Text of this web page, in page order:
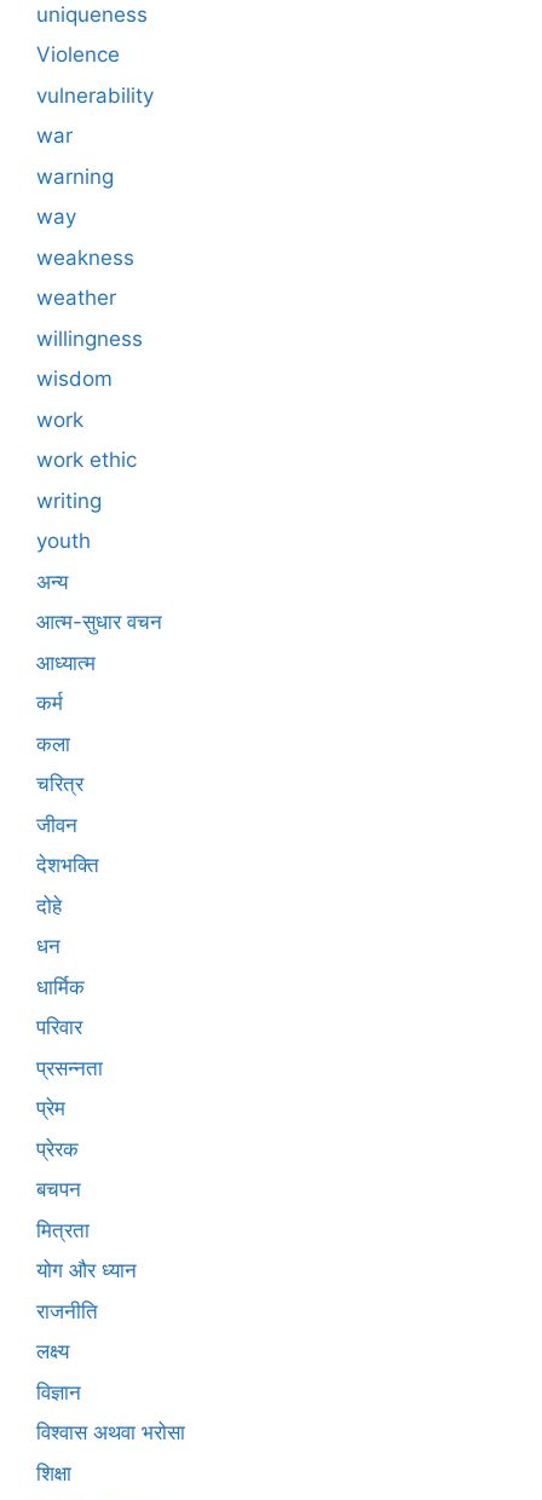
uniqueness
Violence
vulnerability
war
warning
way
weakness
weather
willingness
wisdom
work
work ethic
writing
youth
अन्य
आत्म-सुधार वचन
आध्यात्म
कर्म
कला
चरित्र
जीवन
देशभक्ति
दोहे
धन
धार्मिक
परिवार
प्रसन्नता
प्रेम
प्रेरक
बचपन
मित्रता
योग और ध्यान
राजनीति
लक्ष्य
विज्ञान
विश्वास अथवा भरोसा
शिक्षा